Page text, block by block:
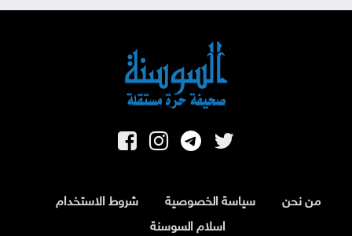
من نحن سياسة الخصوصية
شروط الاستخدام
اسلام السوسنة